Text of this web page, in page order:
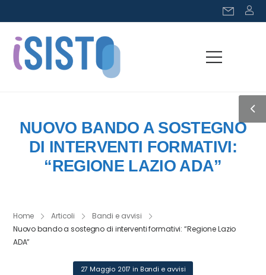
NUOVO BANDO A SOSTEGNO
DI INTERVENTI FORMATIVI:
“REGIONE LAZIO ADA”
Home Articoli
Bandi e avvisi
Nuovo bando a sostegno di interventi formativi: “Regione Lazio
ADA”
27 Maggio 2017 in Bandi e avvisi